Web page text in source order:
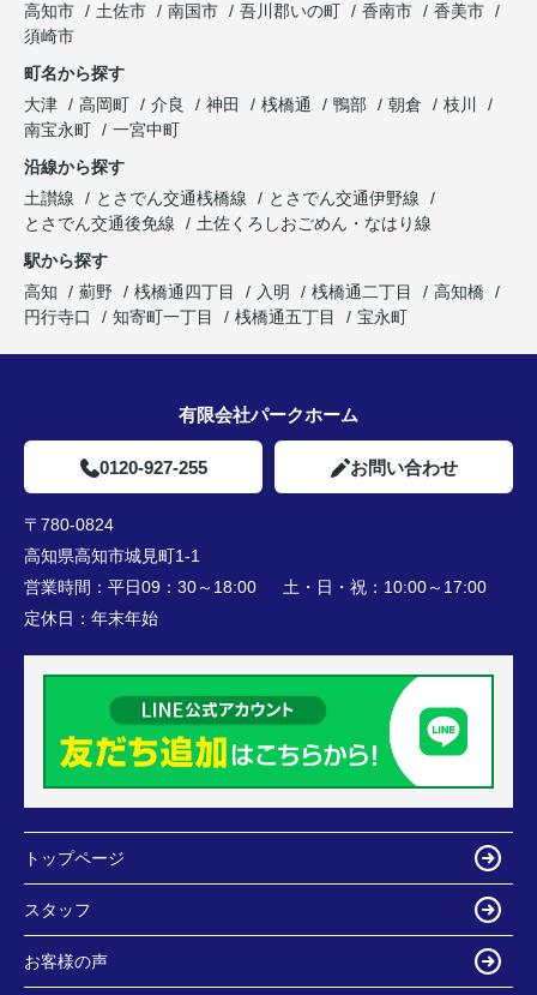
高知市
土佐市 南国市 吾川郡いの町 香南市
香美市
須崎市
町名から探す
大津
高岡町 介良 神田 桟橋通 鴨部 朝倉
枝川
南宝永町
一宮中町
沿線から探す
土讃線
とさでん交通桟橋線
とさでん交通伊野線
とさでん交通後免線
土佐くろしおごめん・なはり線
駅から探す
高知
薊野 桟橋通四丁目 入明 桟橋通二丁目
高知橋
円行寺口
知寄町一丁目 桟橋通五丁目 宝永町
有限会社パークホーム
0120-927-255 お問い合わせ
〒780-0824
高知県高知市城見町1-1
営業時間： 平日09：30～18:00 土・日・祝：10:00～17:00
定休日： 年末年始
トップページ
スタッフ
お客様の声